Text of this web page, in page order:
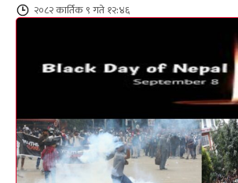
२०८२ कार्तिक ९ गते १२:४६